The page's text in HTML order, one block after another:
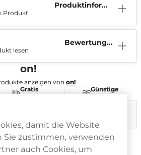
Produktinform
Produkt
Bewertunge
lesen
on!
anzeigen von on!
Gratis
Versand
Günstige
Preise
damit die Website
zustimmen, verwenden
auch Cookies, um